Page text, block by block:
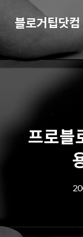
블로거팁닷컴
프로블